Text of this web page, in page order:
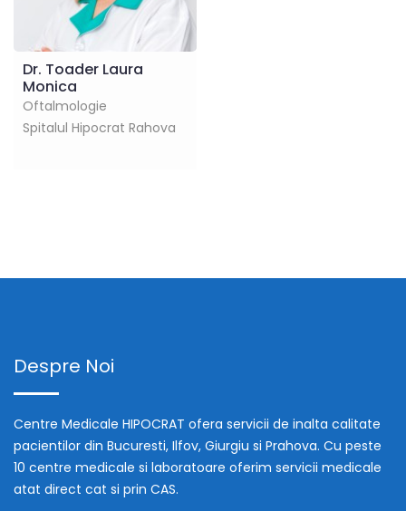
Dr. Toader Laura
Monica
Oftalmologie
Spitalul Hipocrat Rahova
Despre Noi
Centre Medicale HIPOCRAT ofera servicii de inalta calitate
pacientilor din Bucuresti, Ilfov, Giurgiu si Prahova. Cu peste
10 centre medicale si laboratoare oferim servicii medicale
atat direct cat si prin CAS.